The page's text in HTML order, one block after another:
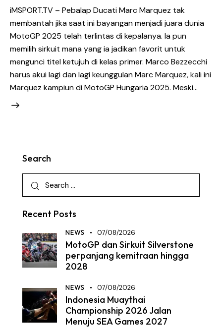
iMSPORT.TV – Pebalap Ducati Marc Marquez tak
membantah jika saat ini bayangan menjadi juara dunia
MotoGP 2025 telah terlintas di kepalanya. Ia pun
memilih sirkuit mana yang ia jadikan favorit untuk
mengunci titel ketujuh di kelas primer. Marco Bezzecchi
harus akui lagi dan lagi keunggulan Marc Marquez, kali ini
Marquez kampiun di MotoGP Hungaria 2025. Meski…
Search
Recent Posts
NEWS 07/08/2026
MotoGP dan Sirkuit Silverstone
perpanjang kemitraan hingga
2028
NEWS 07/08/2026
Indonesia Muaythai
Championship 2026 Jalan
Menuju SEA Games 2027